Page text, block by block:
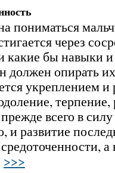
пониматься
через
какие бы навыки
должен опирать
укреплением
терпение,
всего в
и развитие
>>>